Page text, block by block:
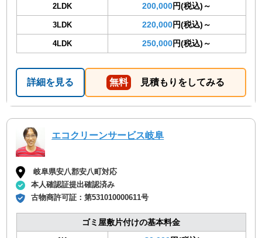
2LDK 200,000円(税込)～
3LDK 220,000円(税込)～
4LDK 250,000円(税込)～
詳細を見る 無料 見積もりをしてみる
エコクリーンサービス岐阜
岐阜県安八郡安八町対応
本人確認証提出確認済み
古物商許可証：第531010000611号
ゴミ屋敷片付けの基本料金